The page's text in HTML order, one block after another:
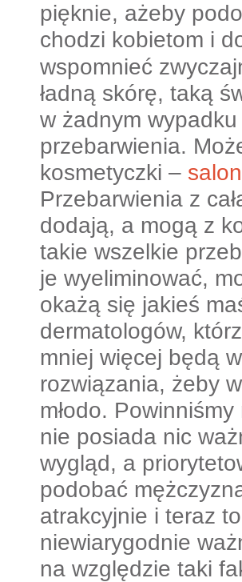
pięknie, ażeby
chodzi kobietom i
wspomnieć
ładną skórę, taką
w żadnym
przebarwienia.
kosmetyczki –
Przebarwienia z
dodają, a mogą z
takie wszelkie
je wyeliminować,
okażą się jakieś
dermatologów,
mniej więcej będą
rozwiązania, żeby
młodo.
nie posiada nic
wygląd, a
podobać
atrakcyjnie i teraz
niewiarygodnie
na względzie taki